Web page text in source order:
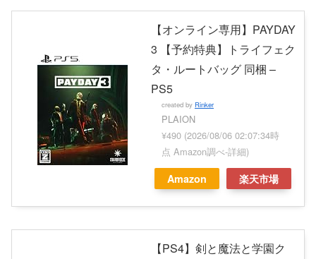
【オンライン専用】PAYDAY
3 【予約特典】トライフェク
タ・ルートバッグ 同梱 –
PS5
created by Rinker
PLAION
¥490 (2026/08/06 02:07:34時
点 Amazon調べ-詳細)
Amazon 楽天市場
【PS4】剣と魔法と学園ク